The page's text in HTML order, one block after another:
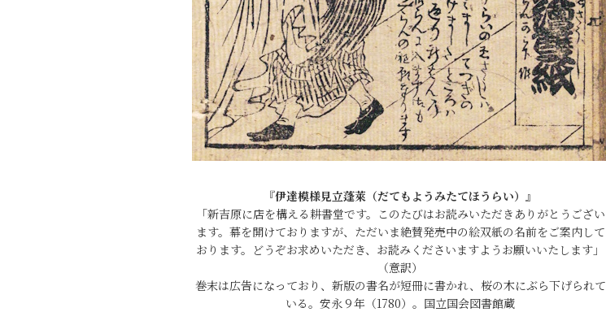
『伊達模様見立蓬萊（だてもようみたてほうらい）』
「新吉原に店を構える耕書堂です。このたびはお読みいただきありがとうござい
ます。幕を開けておりますが、ただいま絶賛発売中の絵双紙の名前をご案内して
おります。どうぞお求めいただき、お読みくださいますようお願いいたします」
（意訳）
巻末は広告になっており、新版の書名が短冊に書かれ、桜の木にぶら下げられて
いる。安永９年（1780）。国立国会図書館蔵